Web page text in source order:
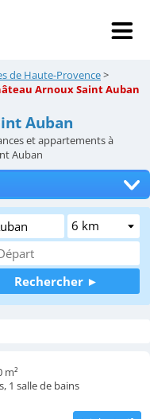
de Haute-Provence>
Arnoux Saint Auban
Auban
et appartements à
Auban
m²
1 salle de bains